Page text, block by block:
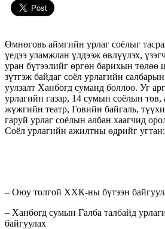
Өмнөговь аймгийн урлаг соёлыг
үедээ уламжлан үлдээж өвлүүлэх,
уран бүтээлийг өргөн барихын төлөө
зүтгэж байдаг соёл урлагийн
уулзалт Ханбогд суманд боллоо. Уг
урлагийн газар, 14 сумын соёлын
жүжгийн театр, Говийн байгаль,
гаруй урлаг соёлын албан хаагчид
Соёл урлагийн ажилтны өдрийг угтан:
– Оюу толгой ХХК-ны бүтээн
– Ханбогд сумын Галба талбайд
байгуулах